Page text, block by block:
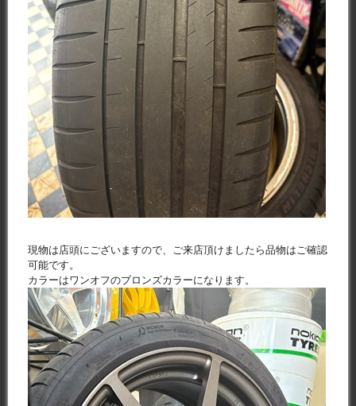
現物は店頭にございますので、ご来店頂けましたら品物はご確認
可能です。
カラーはワンオフのブロンズカラーになります。